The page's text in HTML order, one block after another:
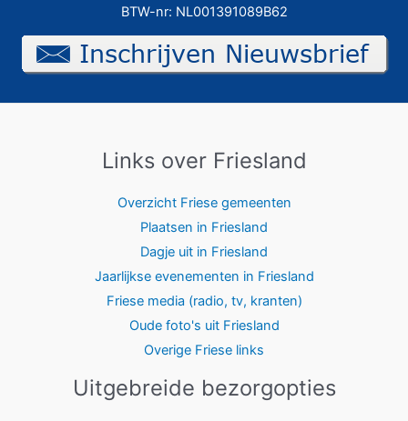
BTW-nr: NL001391089B62
Links over Friesland
Overzicht Friese gemeenten
Plaatsen in Friesland
Dagje uit in Friesland
Jaarlijkse evenementen in Friesland
Friese media (radio, tv, kranten)
Oude foto's uit Friesland
Overige Friese links
Uitgebreide bezorgopties